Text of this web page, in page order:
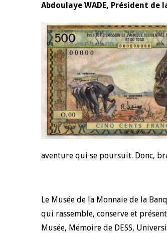
Abdoulaye WADE, Président de
aventure qui se poursuit. Donc,
Le Musée de la Monnaie de la
qui rassemble, conserve et
Musée, Mémoire de DESS,